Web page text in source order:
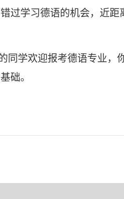
过学习德语的机会，近距
同学欢迎报考德语专业，
础。